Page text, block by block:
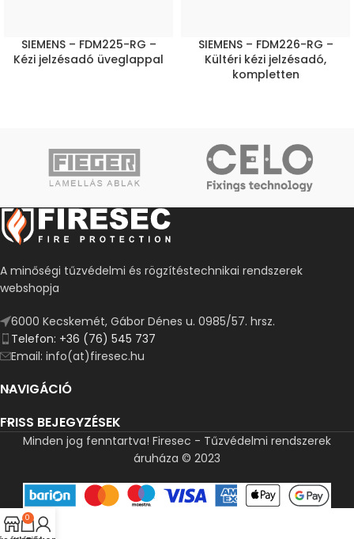
SIEMENS – FDM225-RG –
Kézi jelzésadó üveglappal
SIEMENS – FDM226-RG –
Kültéri kézi jelzésadó,
kompletten
A minőségi tűzvédelmi és rögzítéstechnikai rendszerek
webshopja
6000 Kecskemét, Gábor Dénes u. 0985/57. hrsz.
Telefon: +36 (76) 545 737
Email: info(at)firesec.hu
NAVIGÁCIÓ
FRISS BEJEGYZÉSEK
Minden jog fenntartva! Firesec - Tűzvédelmi rendszerek
áruháza © 2023
0